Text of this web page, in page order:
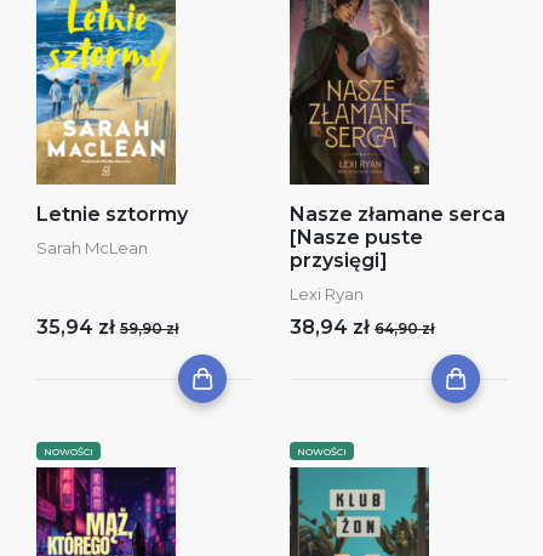
Letnie sztormy
Sarah McLean
35,94 zł 59,90 zł
Nasze złamane serca
[Nasze puste
przysięgi]
Lexi Ryan
38,94 zł 64,90 zł
NOWOŚCI NOWOŚCI